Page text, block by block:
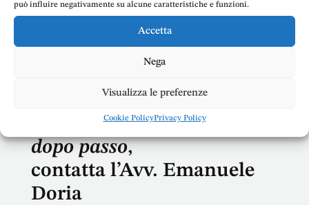
può influire negativamente su alcune caratteristiche e funzioni.
Accetta
Nega
Visualizza le preferenze
Cookie PolicyPrivacy Policy
Per ricevere una
consulenza legalepasso
dopo passo,
contatta l’Avv. Emanuele
Doria